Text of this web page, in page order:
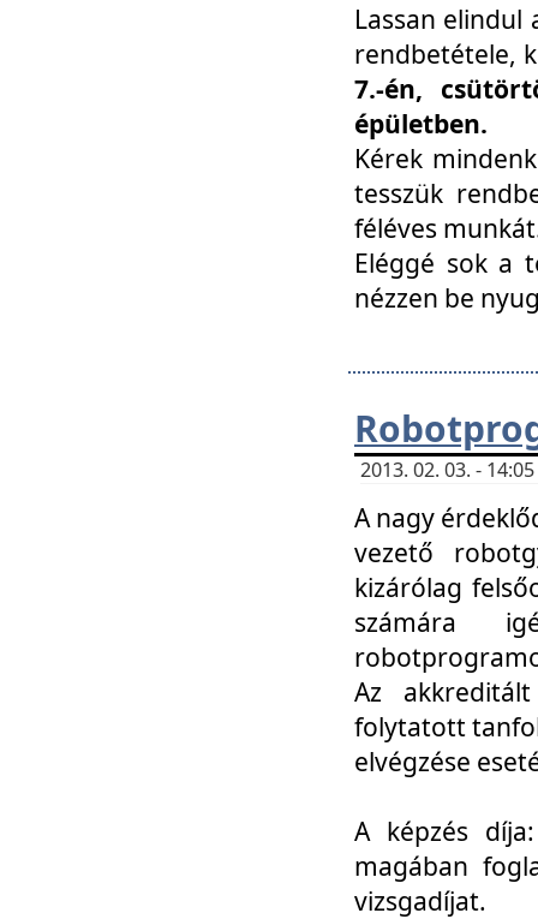
Lassan elindul
rendbetétele,
7.-én,
épületben.
Kérek
tesszük
féléves
Eléggé sok a
nézzen be
2013. 02. 03. -
A nagy
vezető
kizárólag
számára
Az
folytatott
elvégzése
A képzés
magában
vizsgadíjat.